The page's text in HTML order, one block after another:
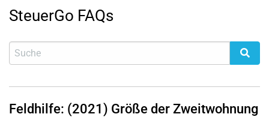
SteuerGo FAQs
Feldhilfe: (2021) Größe der Zweitwohnung